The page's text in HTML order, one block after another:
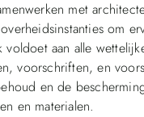
met
om
aan alle
voorschriften, en
en de
en materialen.